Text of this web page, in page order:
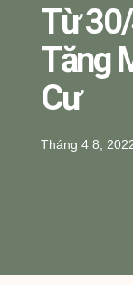
Từ
Tăng
Cư
Tháng 4 8,